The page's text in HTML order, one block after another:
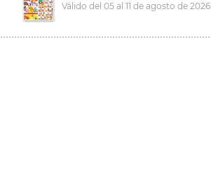
Válido del 05 al 11 de agosto de 2026